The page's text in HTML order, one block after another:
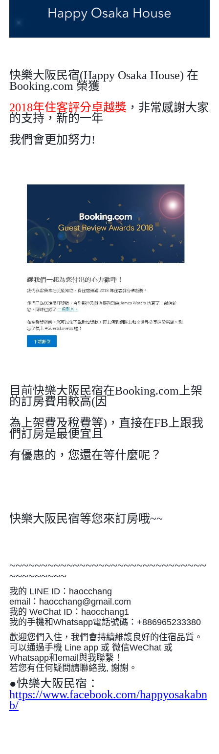
快樂大阪民宿(Happy Osaka House) 在
Booking.com 榮獲
2018年住客評分卓越獎 ，非常感謝大家
的支持，新的一年
我們會更加努力!
目前快樂大阪民宿在Booking.com 上架
的訂房費用較高(因
為上架費及稅費等) ，直接在FB 上跟我
們訂房是最便宜且
有優惠的，您還在等什麼呢？
快樂大阪民宿等您來訂房哦~~
~~~~~~~~~~~~~~~~~~~~~~~~~~~~~~~
~~~~~~~~~
我的 LINE ID：haocchang
email：haocchang@gmail.com
我的 WeChat ID：haocchang1
我的手機和Whatsapp電話號碼：+886965233380
歡迎您們入住，我們會持續維謢良好的住宿品質。
可以通過手機 Line app 或 微信WeChat 或
Whatsapp和email與我聯繫！
若您有任何疑問請聯絡我, 謝謝。
●快樂大阪民宿：
https://www.facebook.com/happyosakabn
b/